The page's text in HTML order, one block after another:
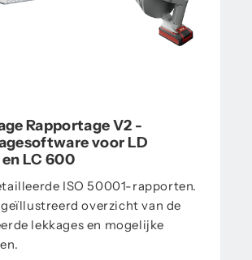
Rapportage V2 -
voor LD
LC 600
ISO 50001-rapporten.
overzicht van de
lekkages en mogelijke